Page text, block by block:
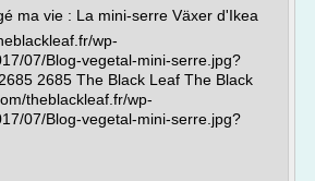
ma vie : La mini-serre Växer d'Ikea
wp-
07/Blog-vegetal-mini-serre.jpg?
2685 The Black Leaf The Black
theblackleaf.fr/wp-
07/Blog-vegetal-mini-serre.jpg?